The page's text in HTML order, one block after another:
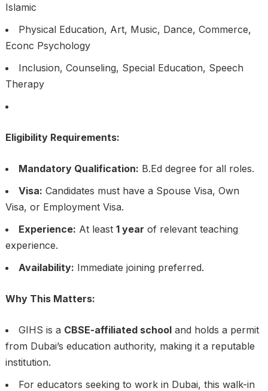
Islamic
Physical Education, Art, Music, Dance, Commerce,
Econc Psychology
Inclusion, Counseling, Special Education, Speech
Therapy
Eligibility Requirements:
Mandatory Qualification: B.Ed degree for all roles.
Visa: Candidates must have a Spouse Visa, Own
Visa, or Employment Visa.
Experience: At least 1 year of relevant teaching
experience.
Availability: Immediate joining preferred.
Why This Matters:
GIHS is a CBSE-affiliated schooland holds a permit
from Dubai’s education authority, making it a reputable
institution.
For educators seeking to work in Dubai, this walk-in